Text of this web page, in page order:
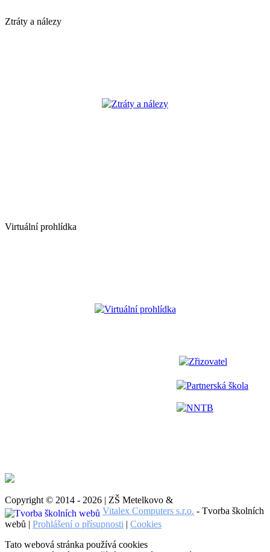
Ztráty a nálezy
Ztráty a nálezy
Virtuální prohlídka
Virtuální prohlídka
Zřizovatel
Partnerská škola
NNTB
Copyright © 2014 - 2026 | ZŠ Metelkovo &
Vitalex Computers s.r.o. - Tvorba školních
webů | Prohlášení o přísupnosti | Cookies
Tato webová stránka používá cookies